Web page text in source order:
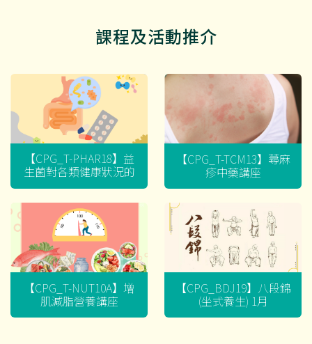
課程及活動推介
【CPG_T-PHAR18】益
生菌對各類健康狀況的
迷思
【CPG_T-TCM13】蕁麻
疹中藥講座
【CPG_T-NUT10A】增
肌減脂營養講座
【CPG_BDJ19】八段錦
(坐式養生) 1月